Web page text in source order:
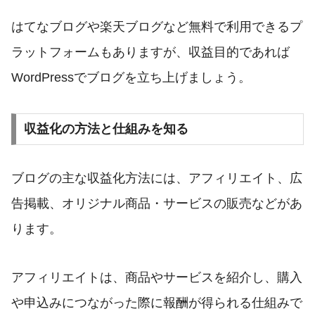
はてなブログや楽天ブログなど無料で利用できるプ
ラットフォームもありますが、収益目的であれば
WordPressでブログを立ち上げましょう。
収益化の方法と仕組みを知る
ブログの主な収益化方法には、アフィリエイト、広
告掲載、オリジナル商品・サービスの販売などがあ
ります。
アフィリエイトは、商品やサービスを紹介し、購入
や申込みにつながった際に報酬が得られる仕組みで